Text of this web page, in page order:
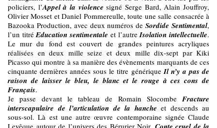
policiers, l’Appel à la violence signé Serge Bard, Alain Jouffroy,
Olivier Mosset et Daniel Pommereulle, toute une salle consacrée à
Bazooka Production, avec deux numéros deSordide Sentimental,
l’un titréEducation sentimentale et l’autreIsolation intellectuelle.
Le mur du fond est couvert de grandes peintures acryliques
réalisées en deux mille seize et deux mille dix-sept par Kiki
Picasso qui montre à sa manière des évènements marquants de ces
cinquante dernières années sous le titre génériqueIl n’y a pas de
raison de laisser le bleu, le blanc et le rouge à ces cons de
Français.
Je passe devant le tableau de Romain Slocombe Fracture
interscapulaire de l’articulation de la hanche et descends au
sous-sol. Là est une autre œuvre contemporaine signée Claude
Levêque autour de l’univers des Bérurier Noir,